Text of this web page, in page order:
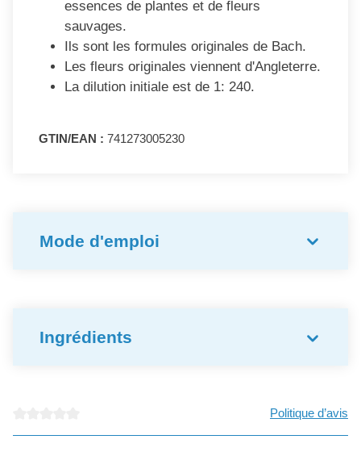
essences de plantes et de fleurs
sauvages.
Ils sont les formules originales de Bach.
Les fleurs originales viennent d'Angleterre.
La dilution initiale est de 1: 240.
GTIN/EAN : 741273005230
Mode d'emploi
Ingrédients
Politique d’avis